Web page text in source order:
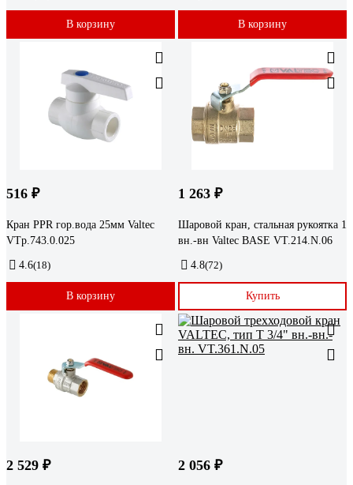
В корзину В корзину
516 ₽
Кран PPR гор.вода 25мм Valtec
VTp.743.0.025
4.6(18)
В корзину
1 263 ₽
Шаровой кран, стальная рукоятка 1
вн.-вн Valtec BASE VT.214.N.06
4.8(72)
Купить
2 529 ₽ 2 056 ₽